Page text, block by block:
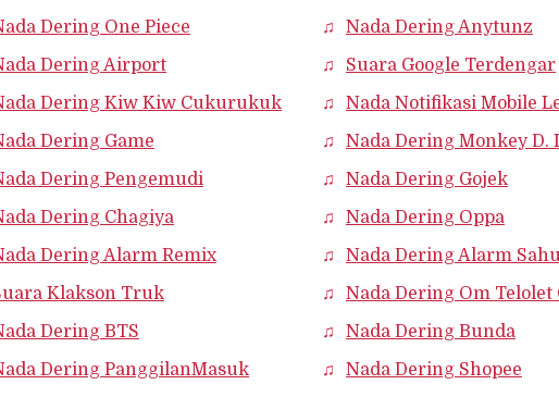
Dering One Piece
Nada Dering Anytunz
Dering Airport
Suara Google Terdengar
Dering Kiw Kiw Cukurukuk
Nada Notifikasi Mobile
Dering Game
Nada Dering Monkey D.
Dering Pengemudi
Nada Dering Gojek
Dering Chagiya
Nada Dering Oppa
Dering Alarm Remix
Nada Dering Alarm
Klakson Truk
Nada Dering Om Telolet
Dering BTS
Nada Dering Bunda
Dering PanggilanMasuk
Nada Dering Shopee